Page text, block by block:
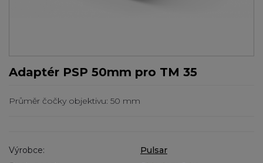
Adaptér PSP 50mm pro TM 35
Průměr čočky objektivu: 50 mm
Výrobce:
Pulsar